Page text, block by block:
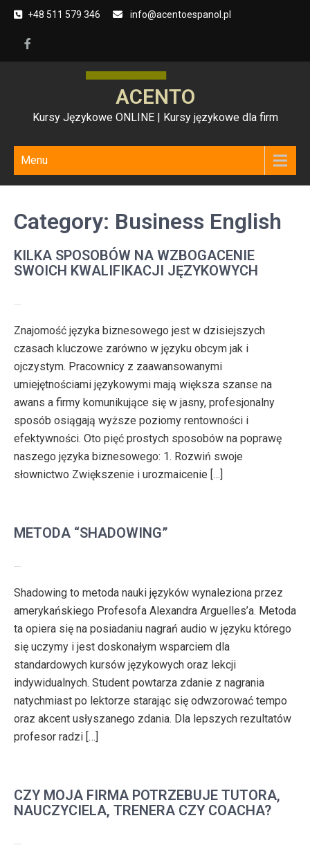
Skip
content
+48 511 579 346 info@acentoespanol.pl
ACENTO
Kursy Językowe ONLINE | Kursy językowe dla firm
Menu
Category: Business English
KILKA SPOSOBÓW NA WZBOGACENIE
SWOICH KWALIFIKACJI JĘZYKOWYCH
Znajomość języka biznesowego jest w dzisiejszych
czasach kluczowe zarówno w języku obcym jak i
ojczystym. Pracownicy z zaawansowanymi
umiejętnościami językowymi mają większa szanse na
awans a firmy komunikujące się w jasny, profesjonalny
sposób osiągają wyższe poziomy rentowności i
efektywności. Oto pięć prostych sposobów na poprawę
naszego języka biznesowego: 1. Rozwiń swoje
słownictwo Zwiększenie i urozmaicenie […]
METODA “SHADOWING”
Shadowing to metoda nauki języków wynaleziona przez
amerykańskiego Profesofa Alexandra Arguelles’a. Metoda
ta opiera się na posiadaniu nagrań audio w języku którego
się uczymy i jest doskonałym wsparciem dla
standardowych kursów językowych oraz lekcji
indywidualnych. Student powtarza zdanie z nagrania
natychmiast po lektorze starając się odwzorować tempo
oraz akcent usłyszanego zdania. Dla lepszych rezultatów
profesor radzi […]
CZY MOJA FIRMA POTRZEBUJE TUTORA,
NAUCZYCIELA, TRENERA CZY COACHA?